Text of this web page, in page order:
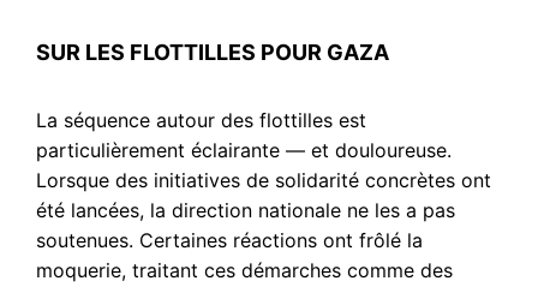
SUR LES FLOTTILLES POUR GAZA
La séquence autour des flottilles est
particulièrement éclairante — et douloureuse.
Lorsque des initiatives de solidarité concrètes ont
été lancées, la direction nationale ne les a pas
soutenues. Certaines réactions ont frôlé la
moquerie, traitant ces démarches comme des